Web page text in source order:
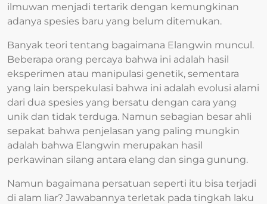
ilmuwan menjadi tertarik dengan kemungkinan
adanya spesies baru yang belum ditemukan.
Banyak teori tentang bagaimana Elangwin muncul.
Beberapa orang percaya bahwa ini adalah hasil
eksperimen atau manipulasi genetik, sementara
yang lain berspekulasi bahwa ini adalah evolusi alami
dari dua spesies yang bersatu dengan cara yang
unik dan tidak terduga. Namun sebagian besar ahli
sepakat bahwa penjelasan yang paling mungkin
adalah bahwa Elangwin merupakan hasil
perkawinan silang antara elang dan singa gunung.
Namun bagaimana persatuan seperti itu bisa terjadi
di alam liar? Jawabannya terletak pada tingkah laku